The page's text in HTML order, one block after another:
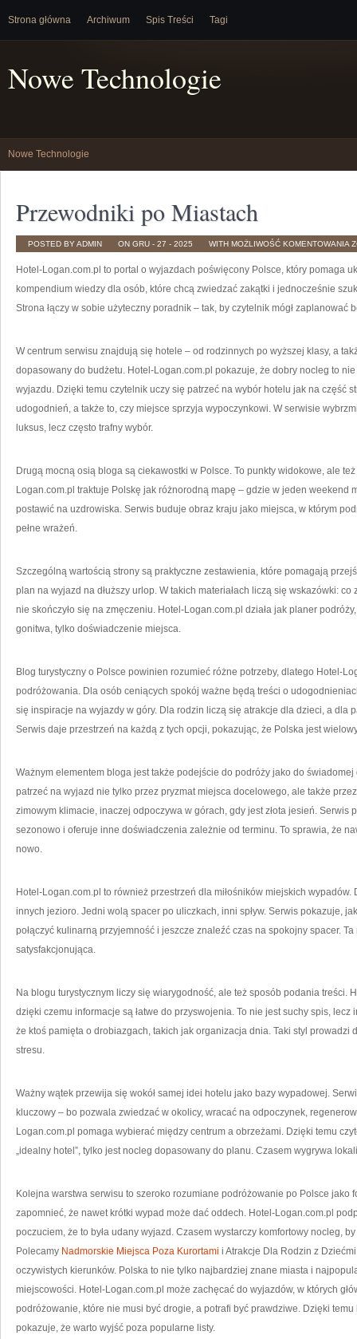
Strona główna Archiwum Spis Treści Tagi
Nowe Technologie
Nowe Technologie
Przewodniki po Miastach
POSTED BY ADMIN ON GRU - 27 - 2025 WITH MOŻLIWOŚĆ KOMENTOWANIA
Hotel-Logan.com.pl to portal o wyjazdach poświęcony Polsce, który pomaga
kompendium wiedzy dla osób, które chcą zwiedzać zakątki i jednocześnie
Strona łączy w sobie użyteczny poradnik – tak, by czytelnik mógł zaplanować
W centrum serwisu znajdują się hotele – od rodzinnych po wyższej klasy, a
dopasowany do budżetu. Hotel-Logan.com.pl pokazuje, że dobry nocleg to nie
wyjazdu. Dzięki temu czytelnik uczy się patrzeć na wybór hotelu jak na część
udogodnień, a także to, czy miejsce sprzyja wypoczynkowi. W serwisie
luksus, lecz często trafny wybór.
Drugą mocną osią bloga są ciekawostki w Polsce. To punkty widokowe, ale
Logan.com.pl traktuje Polskę jak różnorodną mapę – gdzie w jeden weekend
postawić na uzdrowiska. Serwis buduje obraz kraju jako miejsca, w którym
pełne wrażeń.
Szczególną wartością strony są praktyczne zestawienia, które pomagają
plan na wyjazd na dłuższy urlop. W takich materiałach liczą się wskazówki:
nie skończyło się na zmęczeniu. Hotel-Logan.com.pl działa jak planer
gonitwa, tylko doświadczenie miejsca.
Blog turystyczny o Polsce powinien rozumieć różne potrzeby, dlatego Hotel-
podróżowania. Dla osób ceniących spokój ważne będą treści o
się inspiracje na wyjazdy w góry. Dla rodzin liczą się atrakcje dla dzieci, a dla
Serwis daje przestrzeń na każdą z tych opcji, pokazując, że Polska jest
Ważnym elementem bloga jest także podejście do podróży jako do
patrzeć na wyjazd nie tylko przez pryzmat miejsca docelowego, ale także
zimowym klimacie, inaczej odpoczywa w górach, gdy jest złota jesień. Serwis
sezonowo i oferuje inne doświadczenia zależnie od terminu. To sprawia, że
nowo.
Hotel-Logan.com.pl to również przestrzeń dla miłośników miejskich
innych jezioro. Jedni wolą spacer po uliczkach, inni spływ. Serwis pokazuje,
połączyć kulinarną przyjemność i jeszcze znaleźć czas na spokojny spacer.
satysfakcjonująca.
Na blogu turystycznym liczy się wiarygodność, ale też sposób podania treści.
dzięki czemu informacje są łatwe do przyswojenia. To nie jest suchy spis,
że ktoś pamięta o drobiazgach, takich jak organizacja dnia. Taki styl
stresu.
Ważny wątek przewija się wokół samej idei hotelu jako bazy wypadowej.
kluczowy – bo pozwala zwiedzać w okolicy, wracać na odpoczynek,
Logan.com.pl pomaga wybierać między centrum a obrzeżami. Dzięki temu
„idealny hotel”, tylko jest nocleg dopasowany do planu. Czasem wygrywa
Kolejna warstwa serwisu to szeroko rozumiane podróżowanie po Polsce jako
zapomnieć, że nawet krótki wypad może dać oddech. Hotel-Logan.com.pl
poczuciem, że to była udany wyjazd. Czasem wystarczy komfortowy nocleg,
Polecamy Nadmorskie Miejsca Poza Kurortami i Atrakcje Dla Rodzin z
oczywistych kierunków. Polska to nie tylko najbardziej znane miasta i
miejscowości. Hotel-Logan.com.pl może zachęcać do wyjazdów, w których
podróżowanie, które nie musi być drogie, a potrafi być prawdziwe. Dzięki
pokazuje, że warto wyjść poza popularne listy.